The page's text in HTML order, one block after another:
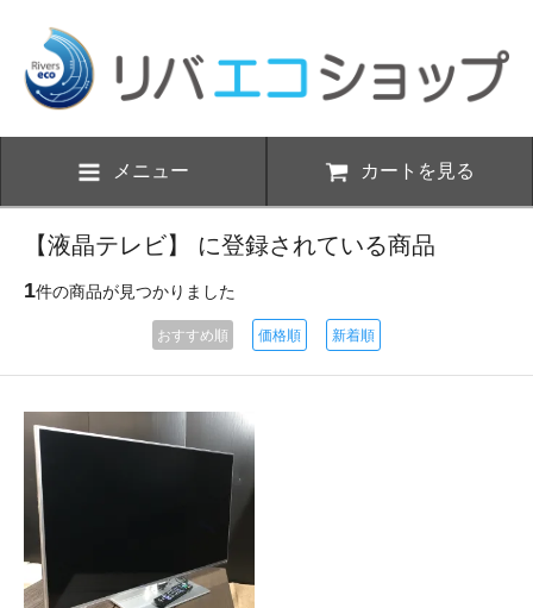
メニュー カートを見る
【液晶テレビ】 に登録されている商品
1件の商品が見つかりました
おすすめ順 価格順 新着順